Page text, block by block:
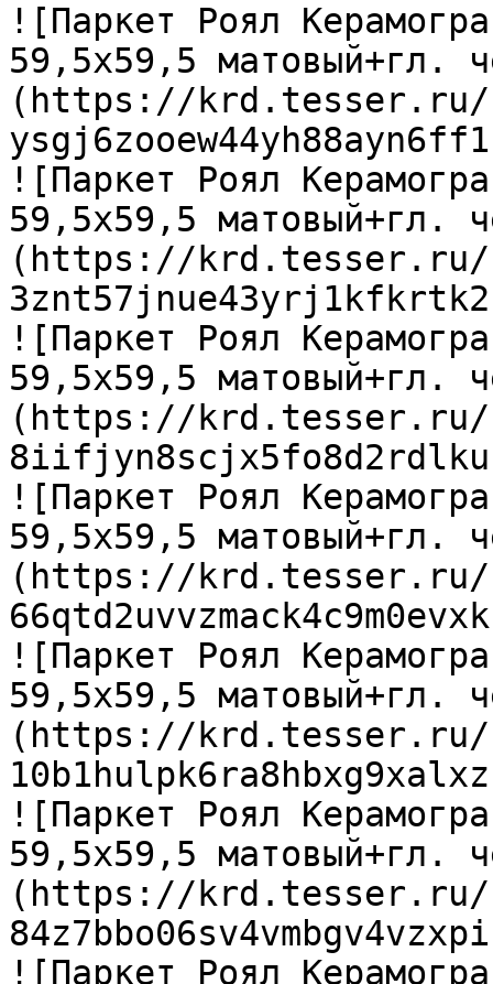
![Паркет Роял
59,5х59,5 матовый+гл.
(https://krd.tesser.ru/
![Паркет Роял
59,5х59,5 матовый+гл.
(https://krd.tesser.ru/
![Паркет Роял
59,5х59,5 матовый+гл.
(https://krd.tesser.ru/
![Паркет Роял
59,5х59,5 матовый+гл.
(https://krd.tesser.ru/
![Паркет Роял
59,5х59,5 матовый+гл.
(https://krd.tesser.ru/
![Паркет Роял
59,5х59,5 матовый+гл.
(https://krd.tesser.ru/
![Паркет Роял